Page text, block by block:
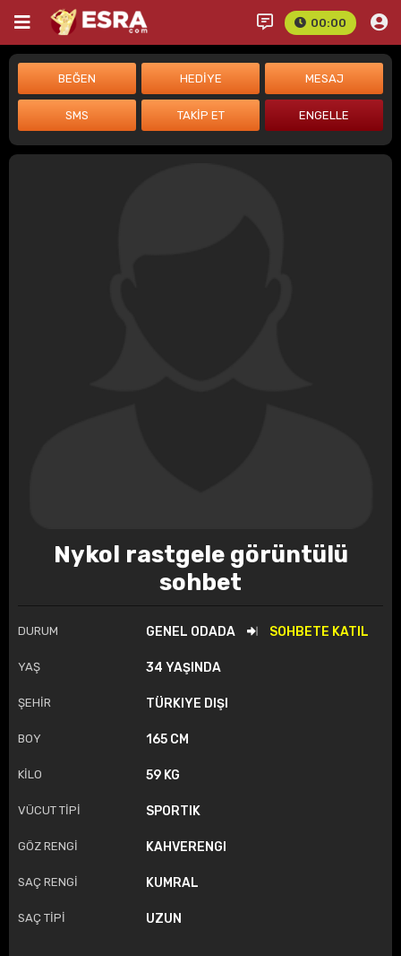
00:00
Nykol rastgele görüntülü
sohbet
DURUM GENEL ODADA SOHBETE KATIL
YAŞ 34 YAŞINDA
ŞEHİR TÜRKIYE DIŞI
BOY 165 CM
KİLO 59 KG
VÜCUT TİPİ SPORTIK
GÖZ RENGİ KAHVERENGI
SAÇ RENGİ KUMRAL
SAÇ TİPİ UZUN